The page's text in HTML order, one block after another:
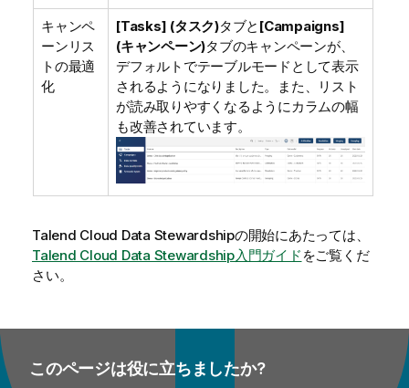
キャンペ
ーンリス
トの最適
化
[Tasks] (タスク)タブと [Campaigns]
(キャンペーン)タブのキャンペーンが、
デフォルトでテーブルモードとして表示
されるようになりました。また、リスト
が読み取りやすくなるようにカラムの幅
も改善されています。
Talend Cloud Data Stewardshipの開始にあたっては、
Talend Cloud Data Stewardship入門ガイド をご覧くだ
さい。
このページは役に立ちましたか?